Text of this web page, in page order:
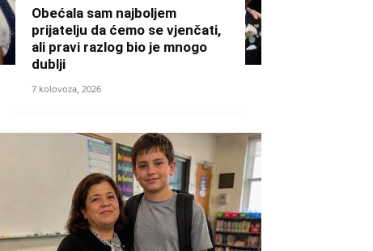
Obećala sam najboljem
prijatelju da ćemo se vjenčati,
ali pravi razlog bio je mnogo
dublji
7 kolovoza, 2026